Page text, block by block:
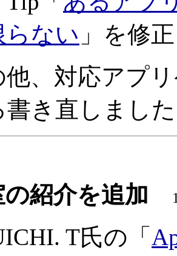
らない 」を修
、対応アプ
書き直しまし
紹介を追加
T氏の「